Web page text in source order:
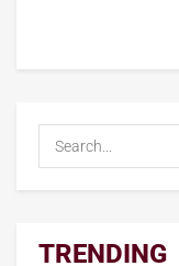
TRENDING